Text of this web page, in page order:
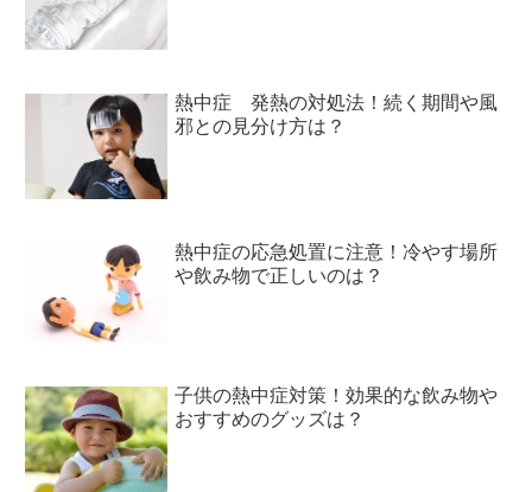
熱中症 発熱の対処法！続く期間や風
邪との見分け方は？
熱中症の応急処置に注意！冷やす場所
や飲み物で正しいのは？
子供の熱中症対策！効果的な飲み物や
おすすめのグッズは？